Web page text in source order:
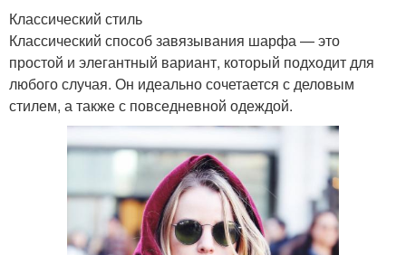
Классический стиль
Классический способ завязывания шарфа — это
простой и элегантный вариант, который подходит для
любого случая. Он идеально сочетается с деловым
стилем, а также с повседневной одеждой.